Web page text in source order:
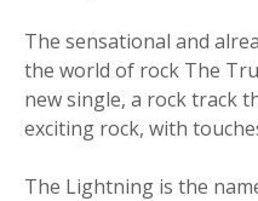
The sensational and
the world of rock The
new single, a rock track
exciting rock, with
The Lightning is the